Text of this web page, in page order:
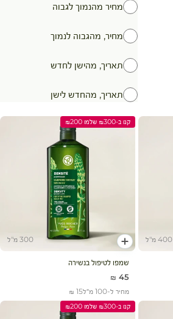
מחיר מהנמוך לגבוה
מחיר, מהגבוה לנמוך
תאריך, מהישן לחדש
תאריך, מהחדש לישן
400 מ"ל
קנו ב-₪300 שלמו ₪200
300 מ"ל
הוסף לעגלה
שמפו לטיפול בנשירה
מחיר מבצע
45 ₪
מחיר ל-100 מ״ל 15 ₪
קנו ב-₪300 שלמו ₪200